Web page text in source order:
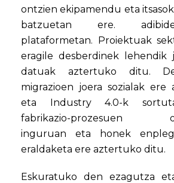
ontzien ekipamendu eta
batzuetan ere.
plataformetan. Proiektuak
eragile desberdinek lehendik
datuak aztertuko ditu.
migrazioen joera sozialak
eta Industry 4.0-k
fabrikazio-prozesuen
inguruan eta honek
eraldaketa ere aztertuko ditu.
Eskuratuko den ezagutza